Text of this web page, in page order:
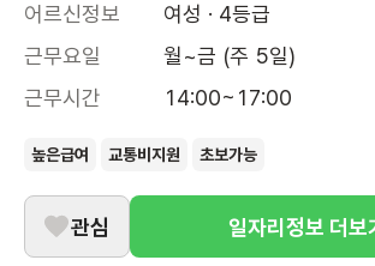
어르신정보
여성 · 4등급
근무요일
월~금 (주 5일)
근무시간
14:00~17:00
높은급여 교통비지원 초보가능
관심 일자리정보 더보